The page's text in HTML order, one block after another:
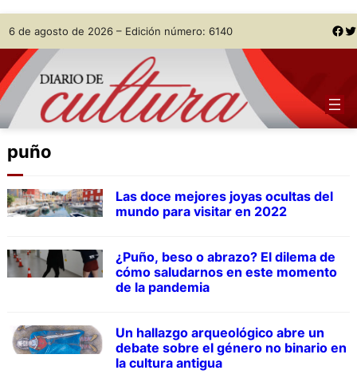
Skip
to
content
6 de agosto de 2026 – Edición número: 6140 Facebook Twitter
puño
Las doce mejores joyas ocultas del
mundo para visitar en 2022
¿Puño, beso o abrazo? El dilema de
cómo saludarnos en este momento
de la pandemia
Un hallazgo arqueológico abre un
debate sobre el género no binario en
la cultura antigua